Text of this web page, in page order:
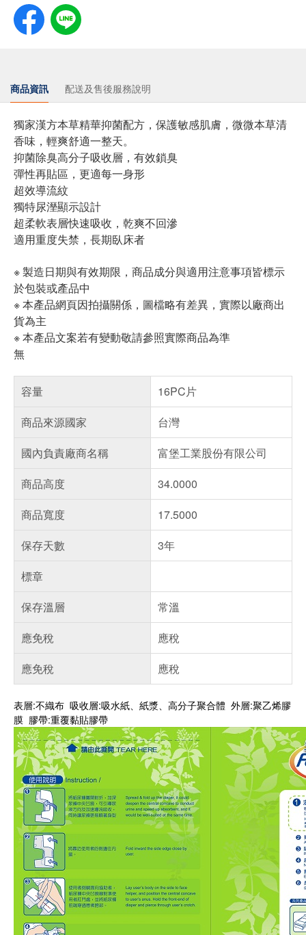
商品資訊 配送及售後服務說明
獨家漢方本草精華抑菌配方，保護敏感肌膚，微微本草清
香味，輕爽舒適一整天。
抑菌除臭高分子吸收層，有效鎖臭
彈性再貼區，更適每一身形
超效導流紋
獨特尿溼顯示設計
超柔軟表層快速吸收，乾爽不回滲
適用重度失禁，長期臥床者
※ 製造日期與有效期限，商品成分與適用注意事項皆標示
於包裝或產品中
※ 本產品網頁因拍攝關係，圖檔略有差異，實際以廠商出
貨為主
※ 本產品文案若有變動敬請參照實際商品為準
無
容量
16PC片
商品來源國家
台灣
國內負責廠商名稱
富堡工業股份有限公司
商品高度
34.0000
商品寬度
17.5000
保存天數
3年
標章
保存溫層
常溫
應免稅
應稅
應免稅
應稅
表層:不織布 吸收層:吸水紙、紙漿、高分子聚合體 外層:聚乙烯膠
膜 膠帶:重覆黏貼膠帶